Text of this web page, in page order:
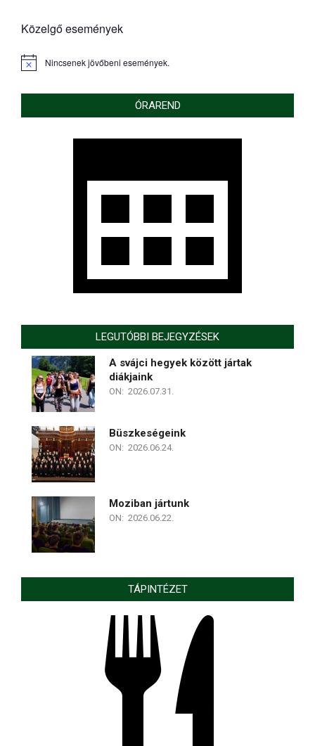
Közelgő események
Notice Nincsenek jövőbeni események.
ÓRAREND
LEGUTÓBBI BEJEGYZÉSEK
A svájci hegyek között jártak
diákjaink
ON: 2026.07.31.
Büszkeségeink
ON: 2026.06.24.
Moziban jártunk
ON: 2026.06.22.
TÁPINTÉZET